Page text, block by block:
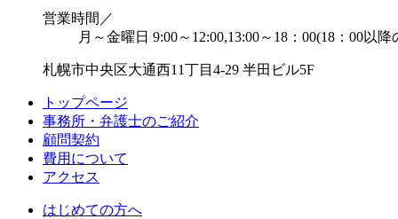
営業時間／
月～金曜日 9:00～12:00,13:00～18：00(18：00以
札幌市中央区大通西11丁目4-29 半田ビル5F
トップページ
事務所・弁護士のご紹介
顧問契約
費用について
アクセス
はじめての方へ